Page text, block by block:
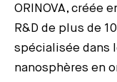
ORINOVA, créée
R&D de plus de
spécialisée dans
nanosphères en